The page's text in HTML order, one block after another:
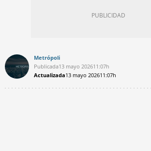
Metrópoli
Publicada13 mayo 202611:07h
Actualizada13 mayo 202611:07h